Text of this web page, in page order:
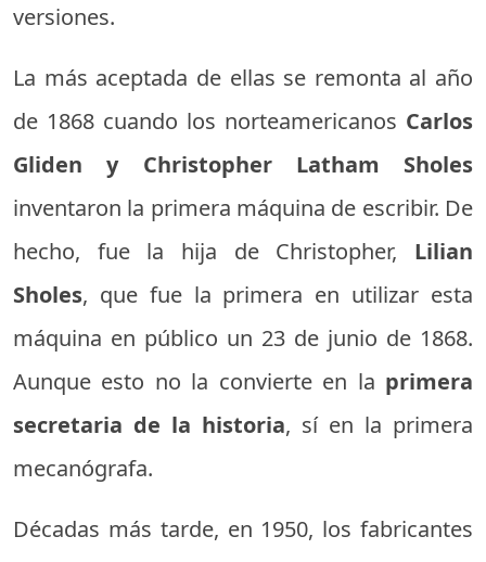
versiones.
La más aceptada de ellas se remonta al año
de 1868 cuando los norteamericanos Carlos
Gliden y Christopher Latham Sholes
inventaron la primera máquina de escribir. De
hecho, fue la hija de Christopher, Lilian
Sholes, que fue la primera en utilizar esta
máquina en público un 23 de junio de 1868.
Aunque esto no la convierte en la primera
secretaria de la historia, sí en la primera
mecanógrafa.
Décadas más tarde, en 1950, los fabricantes